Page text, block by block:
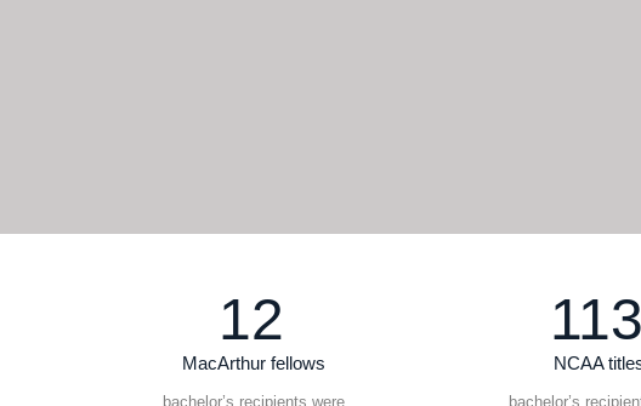
12
MacArthur fellows
bachelor’s recipients were
113
NCAA
bachelor’s